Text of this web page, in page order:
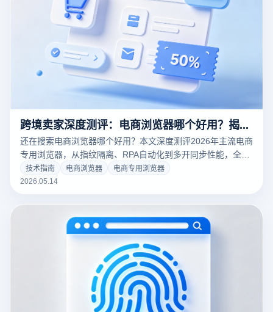
跨境卖家深度测评：电商浏览器哪个好用？揭秘云登浏览器的防关联黑科技
还在搜索电商浏览器哪个好用？本文深度测评2026年主流电商
专用浏览器，从指纹隔离、RPA自动化到多开同步性能，全方
位揭秘云登浏览器如何助跨境卖家攻克亚马逊、TikTok、
Temu等多平台风控关联难题。掌握核心选型标准，保障账号
技术指南 电商浏览器
电商专用浏览器
2026.05.14